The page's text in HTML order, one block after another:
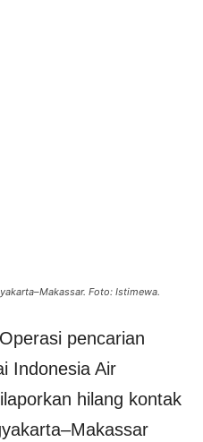
Foto: Istimewa.
pencarian
Indonesia Air
hilang kontak